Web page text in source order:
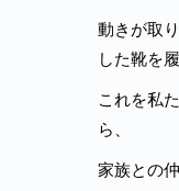
動きが取
した靴を
これを私
ら、
家族との